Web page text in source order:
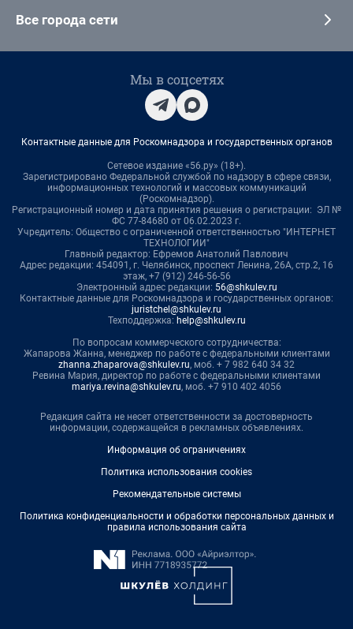
Все города сети
Мы в соцсетях
Контактные данные для Роскомнадзора и государственных органов
Сетевое издание «56.ру» (18+).
Зарегистрировано Федеральной службой по надзору в сфере связи,
информационных технологий и массовых коммуникаций
(Роскомнадзор).
Регистрационный номер и дата принятия решения о регистрации: ЭЛ №
ФС 77-84680 от 06.02.2023 г.
Учредитель: Общество с ограниченной ответственностью "ИНТЕРНЕТ
ТЕХНОЛОГИИ"
Главный редактор: Ефремов Анатолий Павлович
Адрес редакции: 454091, г. Челябинск, проспект Ленина, 26А, стр.2, 16
этаж, +7 (912) 246-56-56
Электронный адрес редакции: 56@shkulev.ru
Контактные данные для Роскомнадзора и государственных органов:
juristchel@shkulev.ru
Техподдержка: help@shkulev.ru
По вопросам коммерческого сотрудничества:
Жапарова Жанна, менеджер по работе с федеральными клиентами
zhanna.zhaparova@shkulev.ru, моб. + 7 982 640 34 32
Ревина Мария, директор по работе с федеральными клиентами
mariya.revina@shkulev.ru, моб. +7 910 402 4056
Редакция сайта не несет ответственности за достоверность
информации, содержащейся в рекламных объявлениях.
Информация об ограничениях
Политика использования cookies
Рекомендательные системы
Политика конфиденциальности и обработки персональных данных и
правила использования сайта